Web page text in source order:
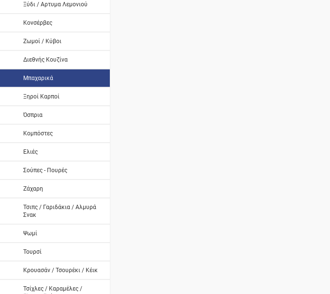
Ξύδι / Αρτυμα Λεμονιού
Κονσέρβες
Ζωμοί / Κύβοι
Διεθνής Κουζίνα
Μπαχαρικά
Ξηροί Καρποί
Όσπρια
Κομπόστες
Ελιές
Σούπες - Πουρές
Ζάχαρη
Τσιπς / Γαριδάκια / Αλμυρά
Σνακ
Ψωμί
Τουρσί
Κρουασάν / Τσουρέκι / Κέικ
Τσίχλες / Καραμέλες /